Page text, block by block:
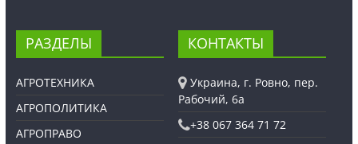
РАЗДЕЛЫ
АГРОТЕХНИКА
АГРОПОЛИТИКА
АГРОПРАВО
КОНТАКТЫ
Украина, г. Ровно, пер.
Рабочий, 6а
+38 067 364 71 72